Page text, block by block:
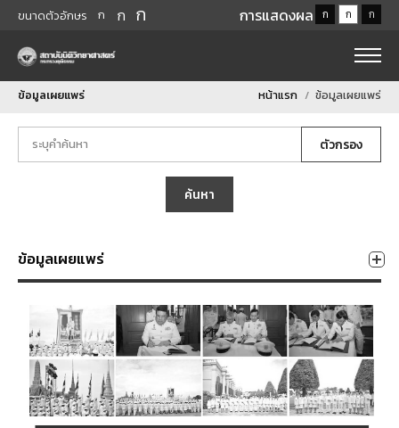
ขนาดตัวอักษร ก ก ก การแสดงผล ก ก ก
ข้อมูลเผยแพร่ หน้าแรก ข้อมูลเผยแพร่
ตัวกรอง
ค้นหา
ข้อมูลเผยแพร่